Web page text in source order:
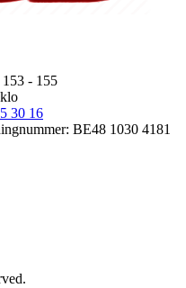
- 155
30 16
BE48 1030 4181